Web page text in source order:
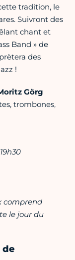
tradition, le
Suivront des
chant et
Band » de
des
!
Görg
trombones,
comprend
le jour du
de